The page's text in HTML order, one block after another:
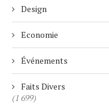
Design
Economie
Événements
Faits Divers
(1 699)